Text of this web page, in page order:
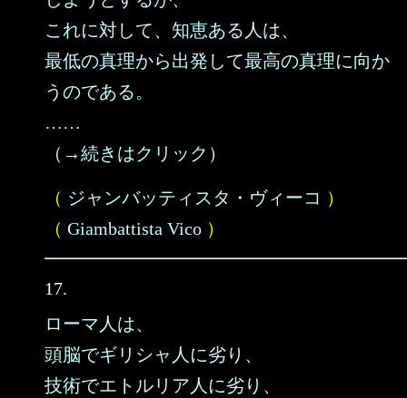
これに対して、知恵ある人は、
最低の真理から出発して最高の真理に向か
うのである。
……
（→続きはクリック）
（ ジャンバッティスタ・ヴィーコ ）
（ Giambattista Vico ）
17.
ローマ人は、
頭脳でギリシャ人に劣り、
技術でエトルリア人に劣り、